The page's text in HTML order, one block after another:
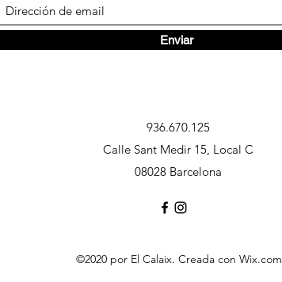
Enviar
936.670.125
Calle Sant Medir 15, Local C
08028 Barcelona
©2020 por El Calaix. Creada con Wix.com